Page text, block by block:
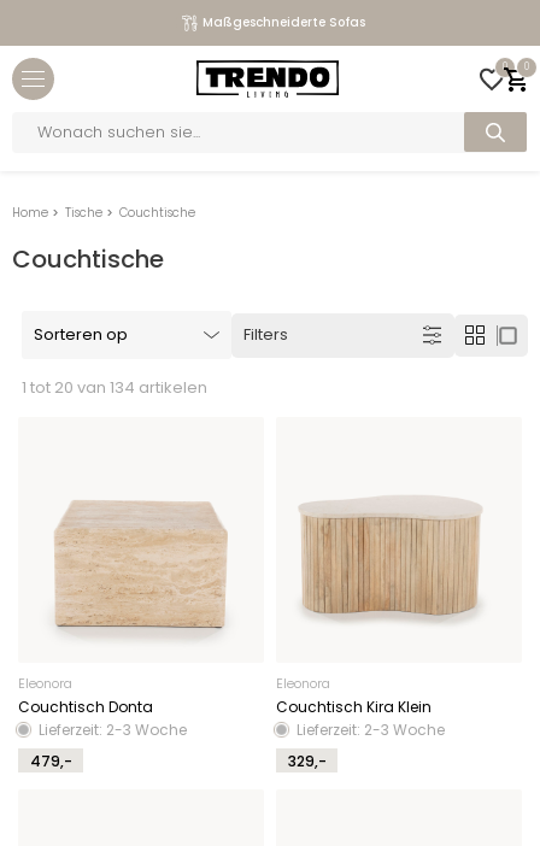
Maßgeschneiderte Sofas
0 0
search
Home > Tische > Couchtische
Couchtische
1 tot 20 van 134 artikelen
Filters
Eleonora
Couchtisch Donta
Lieferzeit: 2-3 Woche
479,-
Eleonora
Couchtisch Kira Klein
Lieferzeit: 2-3 Woche
329,-